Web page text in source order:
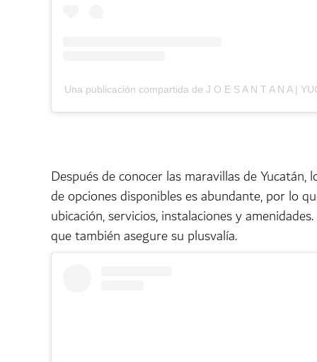
Una publicación compartida de J O E S A N T A N A |
Después de conocer las maravillas de
de opciones disponibles es abundante, por lo
ubicación, servicios, instalaciones y
que también asegure su plusvalía.